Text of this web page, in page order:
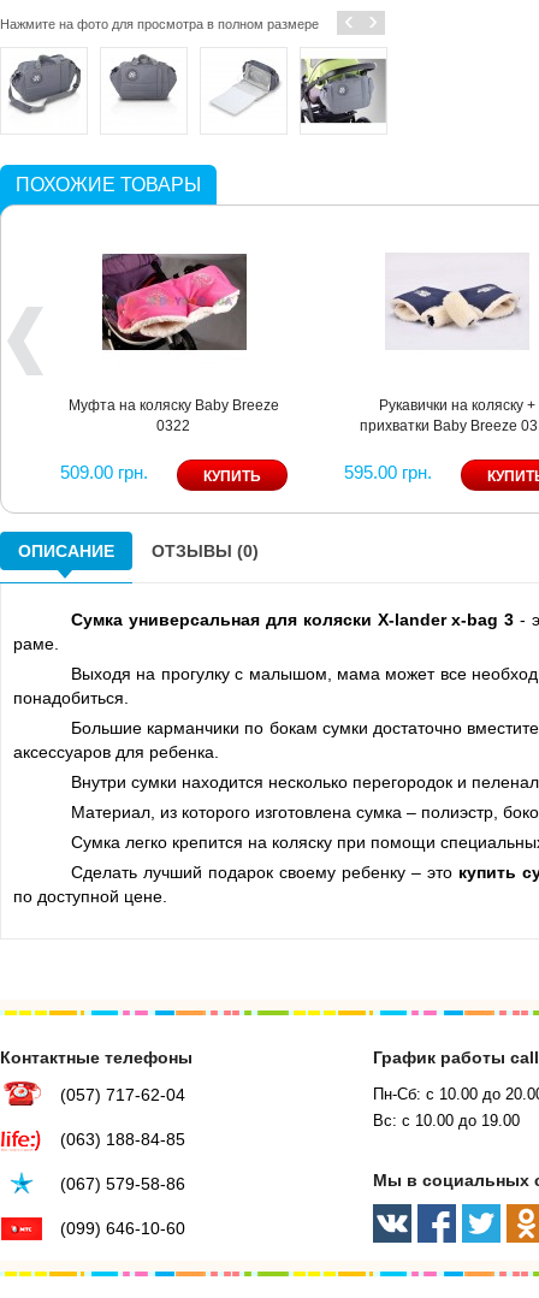
Нажмите на фото для просмотра в полном размере ‹ ›
ПОХОЖИЕ ТОВАРЫ
Муфта на коляску Baby Breeze
0322
509.00 грн.
Рукавички на коляску +
прихватки Baby Breeze
595.00 грн.
ОПИСАНИЕ ОТЗЫВЫ (0)
Сумка универсальная для коляски X-lander x-bag 3-
раме.
Выходя на прогулку с малышом, мама может все
понадобиться.
Большие карманчики по бокам сумки достаточно
аксессуаров для ребенка.
Внутри сумки находится несколько перегородок и
Материал, из которого изготовлена сумка – полиэстр,
Сумка легко крепится на коляску при помощи
Сделать лучший подарок своему ребенку – этокупить
по доступной цене.
Контактные телефоны
(057) 717-62-04
(063) 188-84-85
(067) 579-58-86
(099) 646-10-60
График работы
Пн-Сб: с 10.00 до
Вс: с 10.00 до 19.00
Мы в социальных